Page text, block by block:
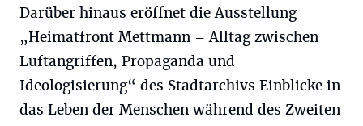
Darüber hinaus eröffnet die Ausstellung
„Heimatfront Mettmann – Alltag zwischen
Luftangriffen, Propaganda und
Ideologisierung“ des Stadtarchivs Einblicke in
das Leben der Menschen während des Zweiten